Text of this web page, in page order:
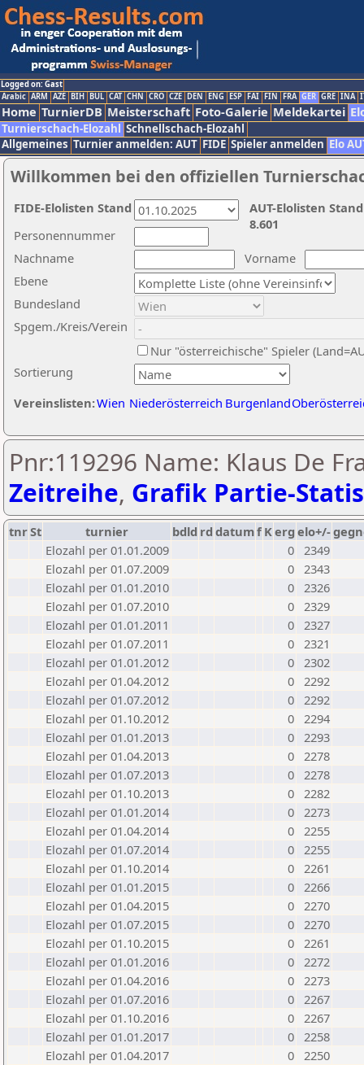
Logged on: Gast
Arabic ARM AZE BIH BUL CAT CHN CRO CZE DEN ENG ESP FAI FIN FRA GER GRE INA
Home TurnierDB Meisterschaft Foto-Galerie Meldekartei
Turnierschach-Elozahl Schnellschach-Elozahl
Allgemeines Turnier anmelden: AUT FIDE Spieler anmelden Elo
Willkommen bei den offiziellen
Nachname
Vorname
Ebene
Sortierung
Personennummer
Bundesland
Spgem./Kreis/Verein
Nur "österreichische" Spieler
Vereinslisten:Wien Niederösterreich Burgenland
AUT-Elolisten
8.601
FIDE-Elolisten Stand
Pnr:119296 Name: Klaus De
Zeitreihe, Grafik Partie-
tnrSt turnier bdld rd datumf Kerg elo+/-
Elozahl per 01.01.2009
0 2349
Elozahl per 01.07.2009
0 2343
Elozahl per 01.01.2010
0 2326
Elozahl per 01.07.2010
0 2329
Elozahl per 01.01.2011
0 2327
Elozahl per 01.07.2011
0 2321
Elozahl per 01.01.2012
0 2302
Elozahl per 01.04.2012
0 2292
Elozahl per 01.07.2012
0 2292
Elozahl per 01.10.2012
0 2294
Elozahl per 01.01.2013
0 2293
Elozahl per 01.04.2013
0 2278
Elozahl per 01.07.2013
0 2278
Elozahl per 01.10.2013
0 2282
Elozahl per 01.01.2014
0 2273
Elozahl per 01.04.2014
0 2255
Elozahl per 01.07.2014
0 2255
Elozahl per 01.10.2014
0 2261
Elozahl per 01.01.2015
0 2266
Elozahl per 01.04.2015
0 2270
Elozahl per 01.07.2015
0 2270
Elozahl per 01.10.2015
0 2261
Elozahl per 01.01.2016
0 2272
Elozahl per 01.04.2016
0 2273
Elozahl per 01.07.2016
0 2267
Elozahl per 01.10.2016
0 2267
Elozahl per 01.01.2017
0 2258
Elozahl per 01.04.2017
0 2250